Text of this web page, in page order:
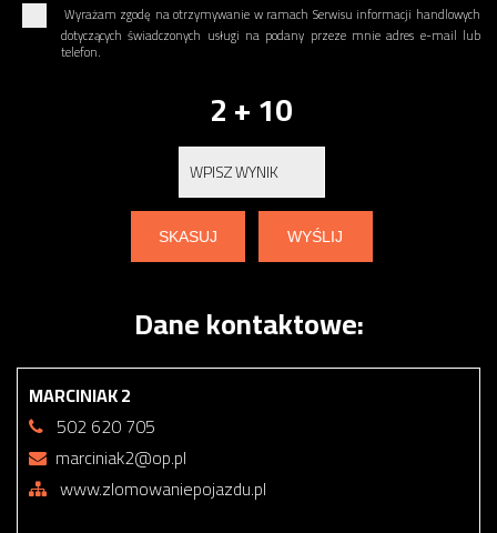
Wyrażam zgodę na otrzymywanie w ramach Serwisu informacji handlowych
dotyczących świadczonych usługi na podany przeze mnie adres e-mail lub
telefon.
2 + 10
Dane kontaktowe:
MARCINIAK 2
502 620 705
marciniak2@op.pl
www.zlomowaniepojazdu.pl